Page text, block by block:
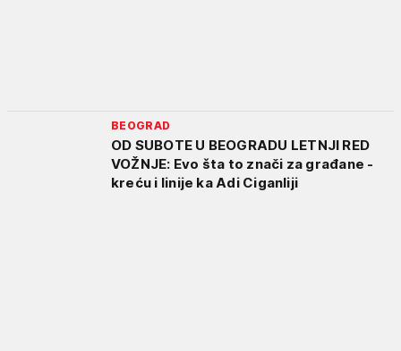
BEOGRAD
OD SUBOTE U BEOGRADU LETNJI RED
VOŽNJE: Evo šta to znači za građane -
kreću i linije ka Adi Ciganliji